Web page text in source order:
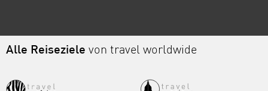
Alle Reiseziele von travel worldwide